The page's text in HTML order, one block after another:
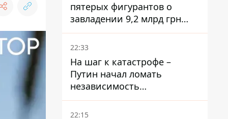
пятерых фигурантов о
завладении 9,2 млрд грн
ПриватБанка направили в
суд
22:33
На шаг к катастрофе –
Путин начал ломать
независимость
собственного Центробанка,
заставив снизить базовую
22:15